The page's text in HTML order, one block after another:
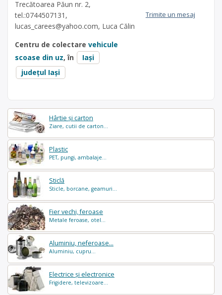
Hârtie și carton
Ziare, cutii de carton...
Plastic
PET, pungi, ambalaje...
Sticlă
Sticle, borcane, geamuri...
Fier vechi, feroase
Metale feroase, otel...
Aluminiu, neferoase...
Aluminiu, cupru...
Electrice și electronice
Frigidere, televizoare...
Trecătoarea Păun nr. 2,
tel.:0744507131,
lucas_carees@yahoo.com, Luca Călin
Centru de colectare vehicule
scoase din uz, în
Iași
județul Iași
Trimite un mesaj